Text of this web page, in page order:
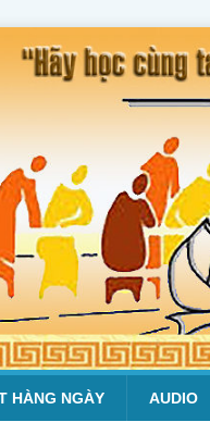
HÀNG NGÀY AUDIO